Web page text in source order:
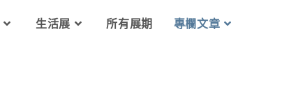
生活展 所有展期 專欄文章